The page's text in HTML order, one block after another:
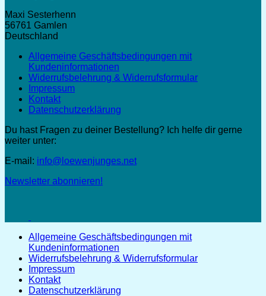
Maxi Sesterhenn
56761 Gamlen
Deutschland
Allgemeine Geschäftsbedingungen mit
Kundeninformationen
Widerrufsbelehrung & Widerrufsformular
Impressum
Kontakt
Datenschutzerklärung
Du hast Fragen zu deiner Bestellung? Ich helfe dir gerne
weiter unter:
E-mail: info@loewenjunges.net
Newsletter abonnieren!
Allgemeine Geschäftsbedingungen mit
Kundeninformationen
Widerrufsbelehrung & Widerrufsformular
Impressum
Kontakt
Datenschutzerklärung